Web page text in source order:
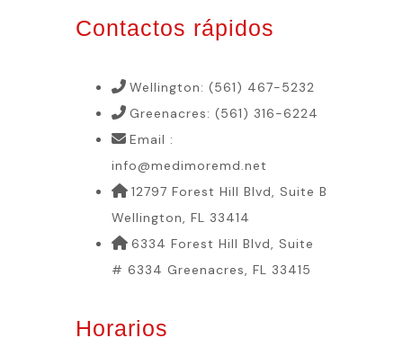
Contactos rápidos
Wellington: (561) 467-5232
Greenacres: (561) 316-6224
Email :
info@medimoremd.net
12797 Forest Hill Blvd, Suite B
Wellington, FL 33414
6334 Forest Hill Blvd, Suite
# 6334 Greenacres, FL 33415
Horarios